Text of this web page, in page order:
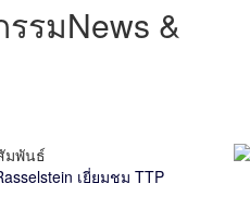
รมNews &
มพันธ์
เยี่ยมชม TTP